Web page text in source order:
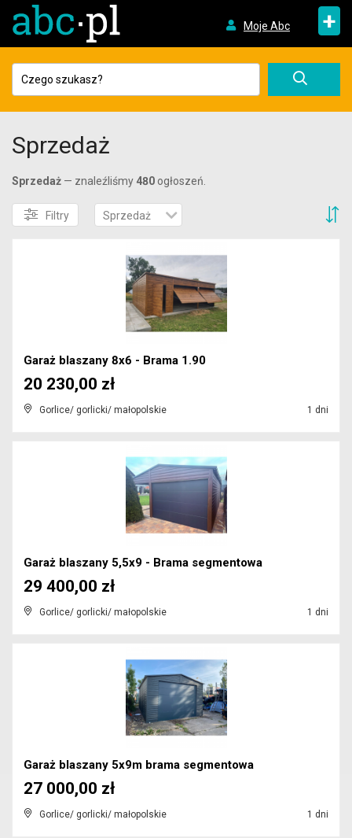
Moje Abc +
Sprzedaż
Sprzedaż — znaleźliśmy 480 ogłoszeń.
Filtry Sprzedaż
Garaż blaszany 8x6 - Brama 1.90
Gorlice/ gorlicki/ małopolskie 1 dni
20 230,00 zł
Garaż blaszany 5,5x9 - Brama segmentowa
Gorlice/ gorlicki/ małopolskie 1 dni
29 400,00 zł
Garaż blaszany 5x9m brama segmentowa
Gorlice/ gorlicki/ małopolskie 1 dni
27 000,00 zł